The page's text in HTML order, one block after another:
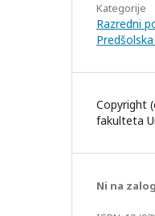
Kategorije
Razredni
Copyright
fakulteta
Ni na